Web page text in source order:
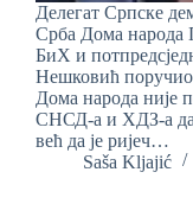
Делегат Српске
Срба Дома народа
БиХ и
Нешковић поручио
Дома народа није
СНСД-а и ХДЗ-а да
већ да је ријеч…
Saša Kljajić